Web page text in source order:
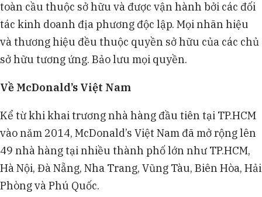
toàn cầu thuộc sở hữu và được vận hành bởi các đối
tác kinh doanh địa phương độc lập. Mọi nhãn hiệu
và thương hiệu đều thuộc quyền sở hữu của các chủ
sở hữu tương ứng. Bảo lưu mọi quyền.
Về McDonald’s Việt Nam
Kể từ khi khai trương nhà hàng đầu tiên tại TP.HCM
vào năm 2014, McDonald’s Việt Nam đã mở rộng lên
49 nhà hàng tại nhiều thành phố lớn như TP.HCM,
Hà Nội, Đà Nẵng, Nha Trang, Vũng Tàu, Biên Hòa, Hải
Phòng và Phú Quốc.